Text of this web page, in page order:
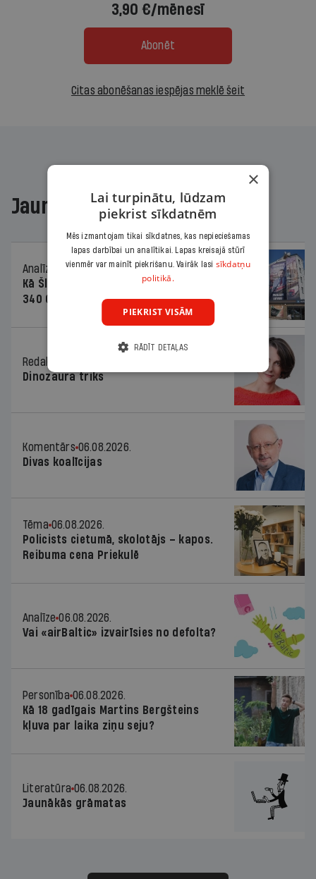
3,90 €/mēnesī
Abonēt
Citas abonēšanas iespējas meklē šeit
Jaunākajā žurnālā
Analīze
06.08.2026.
Kā Šlesera partija palika nesodīta par
340 000 vērtu reklāmas kampaņu
Redaktores sleja
Dinozaura triks
Komentārs 06.08.2026.
Divas koalīcijas
Tēma 06.08.2026.
Policists cietumā, skolotājs – kapos.
Reibuma cena Priekulē
Analīze 06.08.2026.
Vai «airBaltic» izvairīsies no defolta?
Personība 06.08.2026.
Kā 18 gadīgais Martins Bergšteins
kļuva par laika ziņu seju?
Literatūra 06.08.2026.
Jaunākās grāmatas
×
Lai turpinātu, lūdzam
piekrist sīkdatnēm
Mēs izmantojam tikai sīkdatnes, kas nepieciešamas
lapas darbībai un analītikai. Lapas kreisajā stūrī
vienmēr var mainīt piekrišanu. Vairāk lasi sīkdatņu
politikā.
PIEKRIST VISĀM
RĀDĪT DETAĻAS